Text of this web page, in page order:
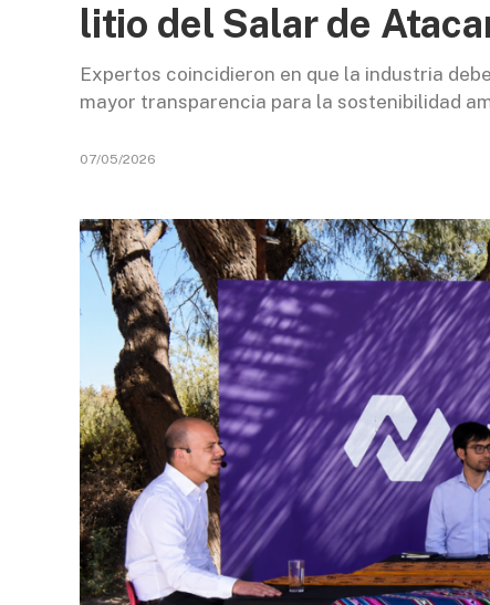
litio del Salar de
Expertos coincidieron en que la industria
mayor transparencia para la sostenibilidad
07/05/2026